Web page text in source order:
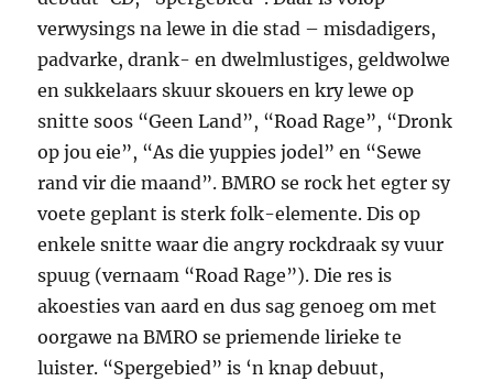
verwysings na lewe in die stad – misdadigers,
padvarke, drank- en dwelmlustiges, geldwolwe
en sukkelaars skuur skouers en kry lewe op
snitte soos “Geen Land”, “Road Rage”, “Dronk
op jou eie”, “As die yuppies jodel” en “Sewe
rand vir die maand”. BMRO se rock het egter sy
voete geplant is sterk folk-elemente. Dis op
enkele snitte waar die angry rockdraak sy vuur
spuug (vernaam “Road Rage”). Die res is
akoesties van aard en dus sag genoeg om met
oorgawe na BMRO se priemende lirieke te
luister. “Spergebied” is ‘n knap debuut,